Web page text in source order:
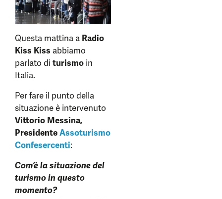
Questa mattina a Radio
Kiss Kiss abbiamo
parlato diturismo in
Italia.
Per fare il punto della
situazione è intervenuto
Vittorio Messina,
PresidenteAssoturismo
Confesercenti:
Com’è la situazione del
turismo in questo
momento?